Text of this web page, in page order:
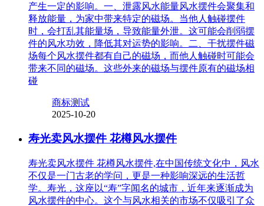
产生一定的影响。一、泄露风水能量风水摆件会聚集和
释放能量，为家中带来特定的磁场。当他人触碰摆件
时，会打乱其能量场，导致能量外泄。这可能会削弱摆
件的风水功效，降低其对运势的影响。二、干扰摆件磁
场每个风水摆件都有自己的磁场，而他人触碰时可能会
带来不同的磁场。这些外来的磁场与摆件原有的磁场相
碰
商标测试
2025-10-20
寿光卖风水摆件 花樽风水摆件
寿光卖风水摆件 花樽风水摆件,在中国传统文化中，风水
不仅是一门古老的学问，更是一种影响深远的生活哲
学。寿光，这座以“寿”字闻名的城市，近年来逐渐成为
风水摆件的中心。这个与风水相关的市场不仅吸引了众